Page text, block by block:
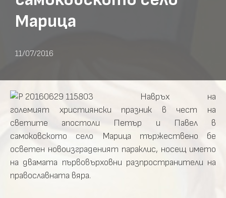
Марица
11/07/2016
Навръх на
големият християнски празник в чест на
светите апостоли Петър и Павел в
самоковското село Марица тържествено бе
осветен новоизграденият параклис, носещ името
на двамата първовърховни разпространители на
православната вяра.